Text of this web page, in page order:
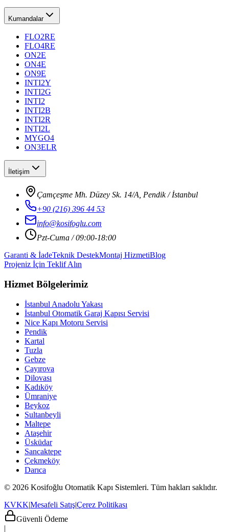
Kumandalar
FLO2RE
FLO4RE
ON2E
ON4E
ON9E
INTI2Y
INTI2G
INTI2
INTI2B
INTI2R
INTI2L
MYGO4
ON3ELR
İletişim
Çamçeşme Mh. Düzey Sk. 14/A, Pendik / İstanbul
+90 (216) 396 44 53
info@kosifoglu.com
Pzt-Cuma / 09:00-18:00
Garanti & İadeTeknik DestekMontaj HizmetiBlog
Projeniz İçin Teklif Alın
Hizmet Bölgelerimiz
İstanbul Anadolu Yakası
İstanbul Otomatik Garaj Kapısı Servisi
Nice Kapı Motoru Servisi
Pendik
Kartal
Tuzla
Gebze
Çayırova
Dilovası
Kadıköy
Ümraniye
Beykoz
Sultanbeyli
Maltepe
Ataşehir
Üsküdar
Sancaktepe
Çekmeköy
Darıca
© 2026 Kosifoğlu Otomatik Kapı Sistemleri. Tüm hakları saklıdır.
KVKK|Mesafeli Satış|Çerez Politikası
Güvenli Ödeme
|